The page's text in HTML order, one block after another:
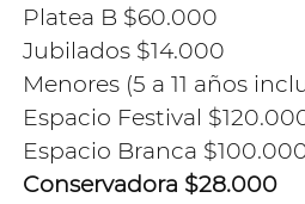
Platea B $60.000
Jubilados $14.000
Menores (5 a 11 años
Espacio Festival
Espacio Branca
Conservadora $28.000